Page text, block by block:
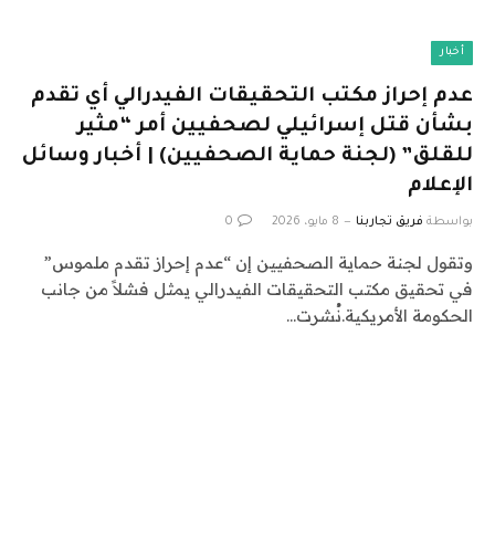
أخبار
عدم إحراز مكتب التحقيقات الفيدرالي أي تقدم
بشأن قتل إسرائيلي لصحفيين أمر “مثير
للقلق” (لجنة حماية الصحفيين) | أخبار وسائل
الإعلام
بواسطة فريق تجاربنا 8 مايو، 2026 0
وتقول لجنة حماية الصحفيين إن “عدم إحراز تقدم ملموس”
في تحقيق مكتب التحقيقات الفيدرالي يمثل فشلاً من جانب
الحكومة الأمريكية.نُشرت…